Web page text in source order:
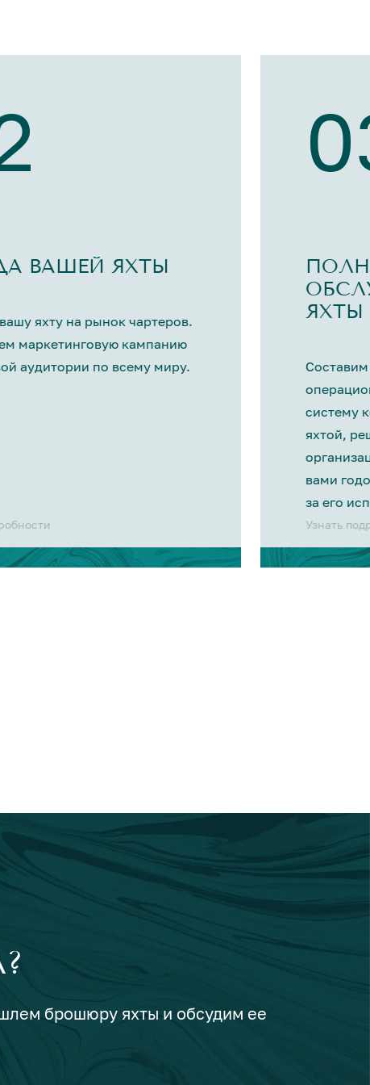
ВАШЕЙ ЯХТЫ
яхту на рынок чартеров.
маркетинговую кампанию
аудитории по всему миру.
ЯХТЫ
систему
яхтой,
вами
за его
Узнать
брошюру яхты и обсудим ее